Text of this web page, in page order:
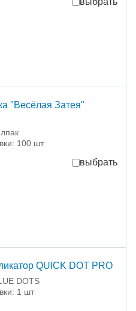
"Весёлая Затея"
100 шт
выбрать
QUICK DOT PRO
DOTS
1 шт